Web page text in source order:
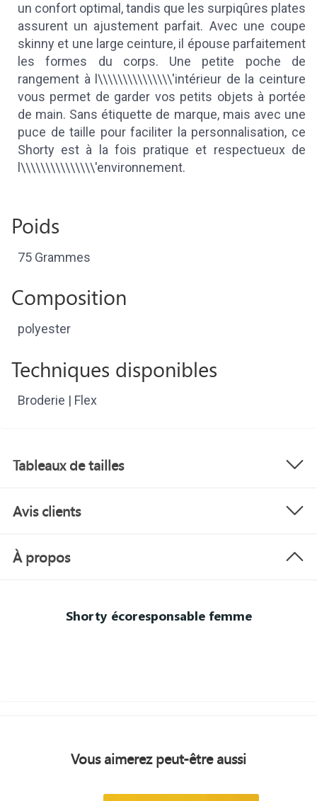
un confort optimal, tandis que les surpiqûres plates
assurent un ajustement parfait. Avec une coupe
skinny et une large ceinture, il épouse parfaitement
les formes du corps. Une petite poche de
rangement à l\\\\\\\\\\\\\\\'intérieur de la ceinture
vous permet de garder vos petits objets à portée
de main. Sans étiquette de marque, mais avec une
puce de taille pour faciliter la personnalisation, ce
Shorty est à la fois pratique et respectueux de
l\\\\\\\\\\\\\\\'environnement.
Poids
75 Grammes
Composition
polyester
Techniques disponibles
Broderie | Flex
Tableaux de tailles
Avis clients
À propos
Shorty écoresponsable femme
Vous aimerez peut-être aussi